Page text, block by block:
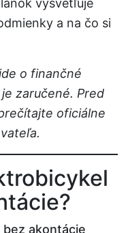
vysvetľuje
a na čo si
o finančné
zaručené. Pred
oficiálne
akontácie